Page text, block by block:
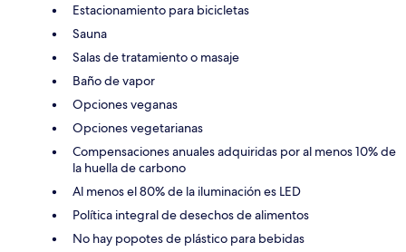
Estacionamiento para bicicletas
Sauna
Salas de tratamiento o masaje
Baño de vapor
Opciones veganas
Opciones vegetarianas
Compensaciones anuales adquiridas por al menos 10% de
la huella de carbono
Al menos el 80% de la iluminación es LED
Política integral de desechos de alimentos
No hay popotes de plástico para bebidas